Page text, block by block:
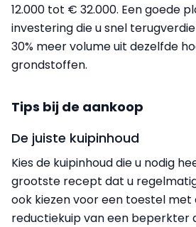
12.000 tot € 32.000. Een goede
investering die u snel
30% meer volume uit dezelfde
grondstoffen.
Tips bij de aankoop
De juiste kuipinhoud
Kies de kuipinhoud die u nodig
grootste recept dat u
ook kiezen voor een toestel
reductiekuip van een beperkter